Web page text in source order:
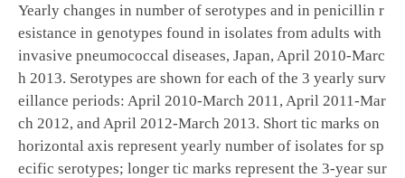
Yearly changes in number of serotypes and in penicillin r
esistance in genotypes found in isolates from adults with
invasive pneumococcal diseases, Japan, April 2010-Marc
h 2013. Serotypes are shown for each of the 3 yearly surv
eillance periods: April 2010-March 2011, April 2011-Mar
ch 2012, and April 2012-March 2013. Short tic marks on
horizontal axis represent yearly number of isolates for sp
ecific serotypes; longer tic marks represent the 3-year sur